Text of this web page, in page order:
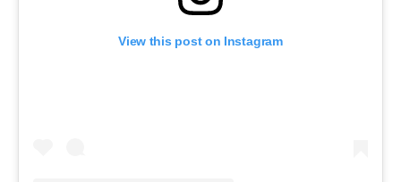
View this post on Instagram